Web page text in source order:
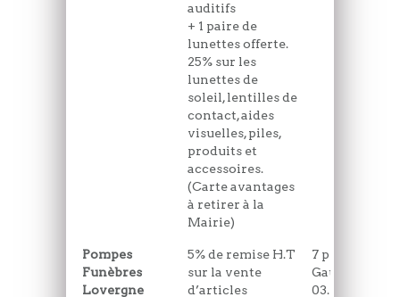
auditifs
+ 1 paire de
lunettes offerte.
25% sur les
lunettes de
soleil, lentilles de
contact, aides
visuelles, piles,
produits et
accessoires.
(Carte avantages
à retirer à la
Mairie)
Pompes
Funèbres
Lovergne
5% de remise H.T
sur la vente
d’articles
7 place du
Gaulle
03.21.84.98.54